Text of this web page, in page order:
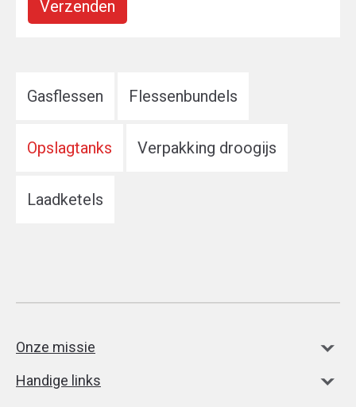
Verzenden
Gasflessen Flessenbundels
Opslagtanks Verpakking droogijs
Laadketels
Onze missie
Handige links